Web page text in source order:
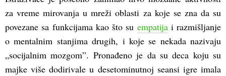
za vreme mirovanja u mreži oblasti za koje se zna da su
povezane sa funkcijama kao što su empatijai razmišljanje
o mentalnim stanjima drugih, i koje se nekada nazivaju
„socijalnim mozgom”. Pronađeno je da su deca koju su
majke više dodirivale u desetominutnoj seansi igre imala